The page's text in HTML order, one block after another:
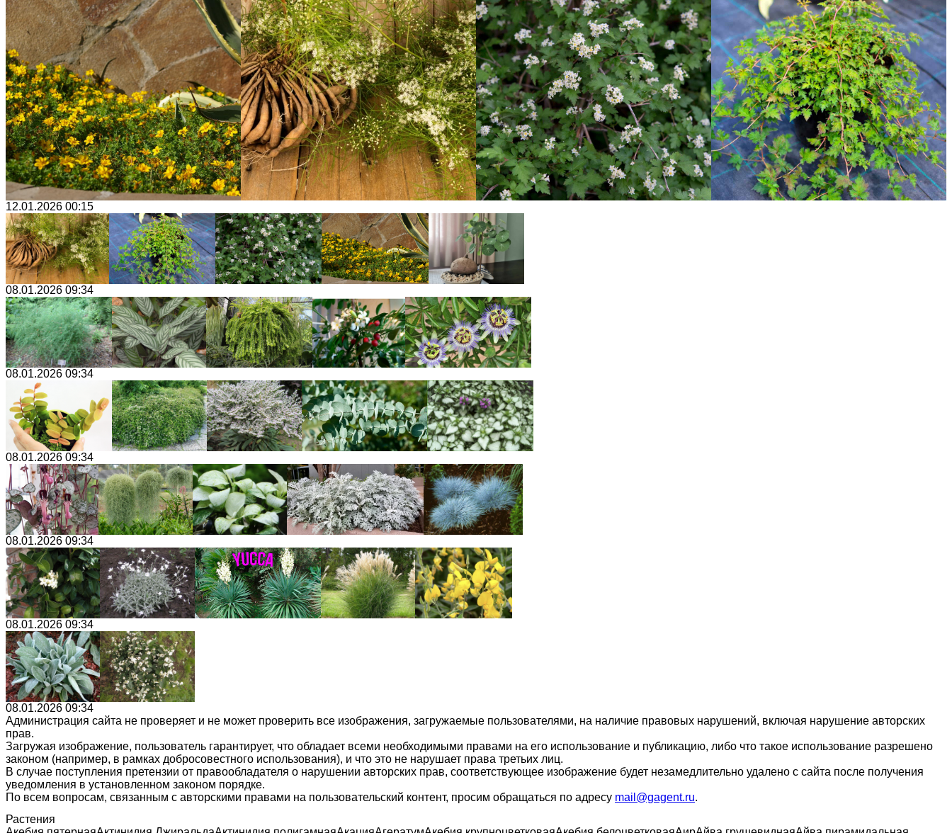
12.01.2026 00:15
08.01.2026 09:34
08.01.2026 09:34
08.01.2026 09:34
08.01.2026 09:34
08.01.2026 09:34
08.01.2026 09:34
Администрация сайта не проверяет и не может проверить все изображения, загружаемые пользователями, на наличие правовых нарушений, включая нарушение авторских
прав.
Загружая изображение, пользователь гарантирует, что обладает всеми необходимыми правами на его использование и публикацию, либо что такое использование разрешено
законом (например, в рамках добросовестного использования), и что это не нарушает права третьих лиц.
В случае поступления претензии от правообладателя о нарушении авторских прав, соответствующее изображение будет незамедлительно удалено с сайта после получения
уведомления в установленном законом порядке.
По всем вопросам, связанным с авторскими правами на пользовательский контент, просим обращаться по адресу mail@gagent.ru.
Растения